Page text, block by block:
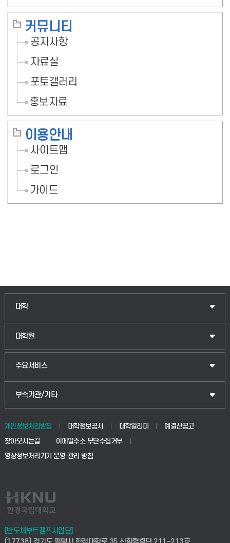
커뮤니티
공지사항
자료실
포토갤러리
홍보자료
이용안내
사이트맵
로그인
가이드
대학
인문융합공공인재학부
법경영학부
생명공학부
사회안전시스템공학부
대학원
일반대학원
산업대학원
공공정책대학원
교육대학원
주요서비스
입학안내
웹메일
학사시스템(전문학사 및 전공심화)
사이버캠퍼스(전문학사 및 전공심화)
시설바로처리서비스
부속기관/기타
중앙도서관
학생생활관(안성)
산학협력단
취업지원센터
개인정보처리방침 대학정보공시 대학알리미
예결산공고
찾아오시는길
이메일주소 무단수집거부
영상정보처리기기 운영·관리 방침
[반도체부트캠프사업단]